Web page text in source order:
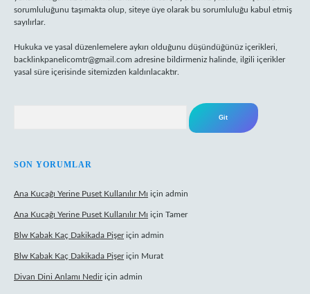
sorumluluğunu taşımakta olup, siteye üye olarak bu sorumluluğu kabul etmiş
sayılırlar.
Hukuka ve yasal düzenlemelere aykırı olduğunu düşündüğünüz içerikleri,
backlinkpanelicomtr@gmail.com adresine bildirmeniz halinde, ilgili içerikler
yasal süre içerisinde sitemizden kaldırılacaktır.
SON YORUMLAR
Ana Kucağı Yerine Puset Kullanılır Mı için admin
Ana Kucağı Yerine Puset Kullanılır Mı için Tamer
Blw Kabak Kaç Dakikada Pişeriçin admin
Blw Kabak Kaç Dakikada Pişeriçin Murat
Divan Dini Anlamı Nediriçin admin